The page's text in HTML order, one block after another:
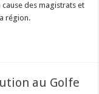
des magistrats et
région.
au Golfe